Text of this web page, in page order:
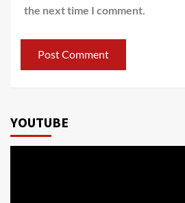
the next time I comment.
YOUTUBE